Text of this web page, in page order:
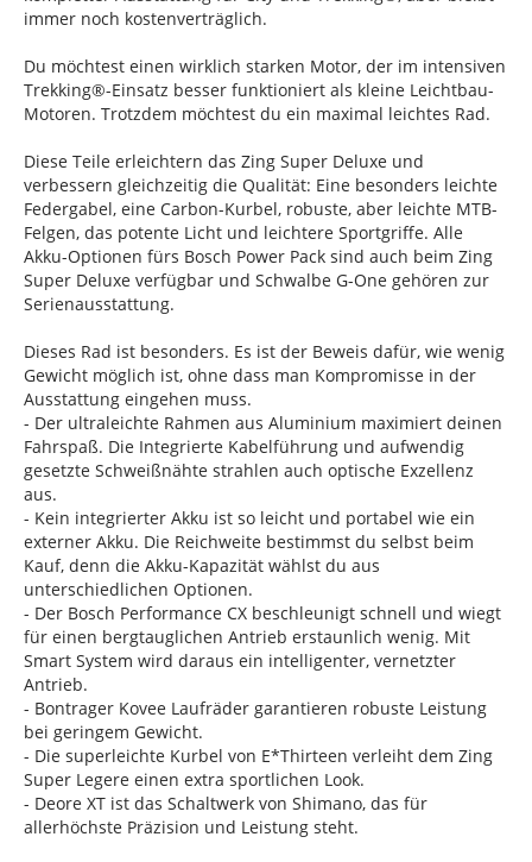
immer noch kostenverträglich.
Du möchtest einen wirklich starken Motor, der im intensiven
Trekking®-Einsatz besser funktioniert als kleine Leichtbau-
Motoren. Trotzdem möchtest du ein maximal leichtes Rad.
Diese Teile erleichtern das Zing Super Deluxe und
verbessern gleichzeitig die Qualität: Eine besonders leichte
Federgabel, eine Carbon-Kurbel, robuste, aber leichte MTB-
Felgen, das potente Licht und leichtere Sportgriffe. Alle
Akku-Optionen fürs Bosch Power Pack sind auch beim Zing
Super Deluxe verfügbar und Schwalbe G-One gehören zur
Serienausstattung.
Dieses Rad ist besonders. Es ist der Beweis dafür, wie wenig
Gewicht möglich ist, ohne dass man Kompromisse in der
Ausstattung eingehen muss.
- Der ultraleichte Rahmen aus Aluminium maximiert deinen
Fahrspaß. Die Integrierte Kabelführung und aufwendig
gesetzte Schweißnähte strahlen auch optische Exzellenz
aus.
- Kein integrierter Akku ist so leicht und portabel wie ein
externer Akku. Die Reichweite bestimmst du selbst beim
Kauf, denn die Akku-Kapazität wählst du aus
unterschiedlichen Optionen.
- Der Bosch Performance CX beschleunigt schnell und wiegt
für einen bergtauglichen Antrieb erstaunlich wenig. Mit
Smart System wird daraus ein intelligenter, vernetzter
Antrieb.
- Bontrager Kovee Laufräder garantieren robuste Leistung
bei geringem Gewicht.
- Die superleichte Kurbel von E*Thirteen verleiht dem Zing
Super Legere einen extra sportlichen Look.
- Deore XT ist das Schaltwerk von Shimano, das für
allerhöchste Präzision und Leistung steht.